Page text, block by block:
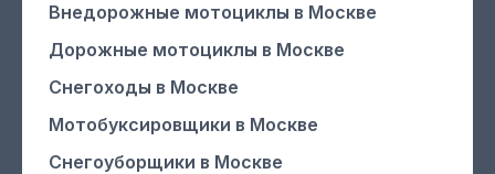
Внедорожные мотоциклы в Москве
Дорожные мотоциклы в Москве
Снегоходы в Москве
Мотобуксировщики в Москве
Снегоуборщики в Москве